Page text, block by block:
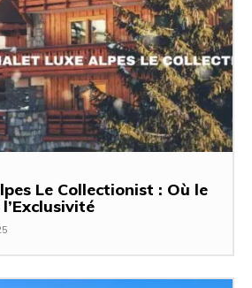
Le Collectionist : Où le